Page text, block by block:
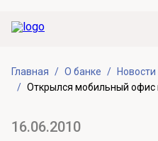
Главная О банке
Новости
Открылся мобильный офис
16.06.2010